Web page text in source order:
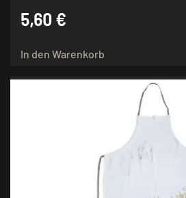
5,60 €
In den Warenkorb